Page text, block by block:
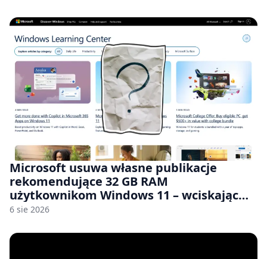
Microsoft usuwa własne publikacje
rekomendujące 32 GB RAM
użytkownikom Windows 11 – wciskając
nam przy tym komputery z 8 GB RAM po
6 sie 2026